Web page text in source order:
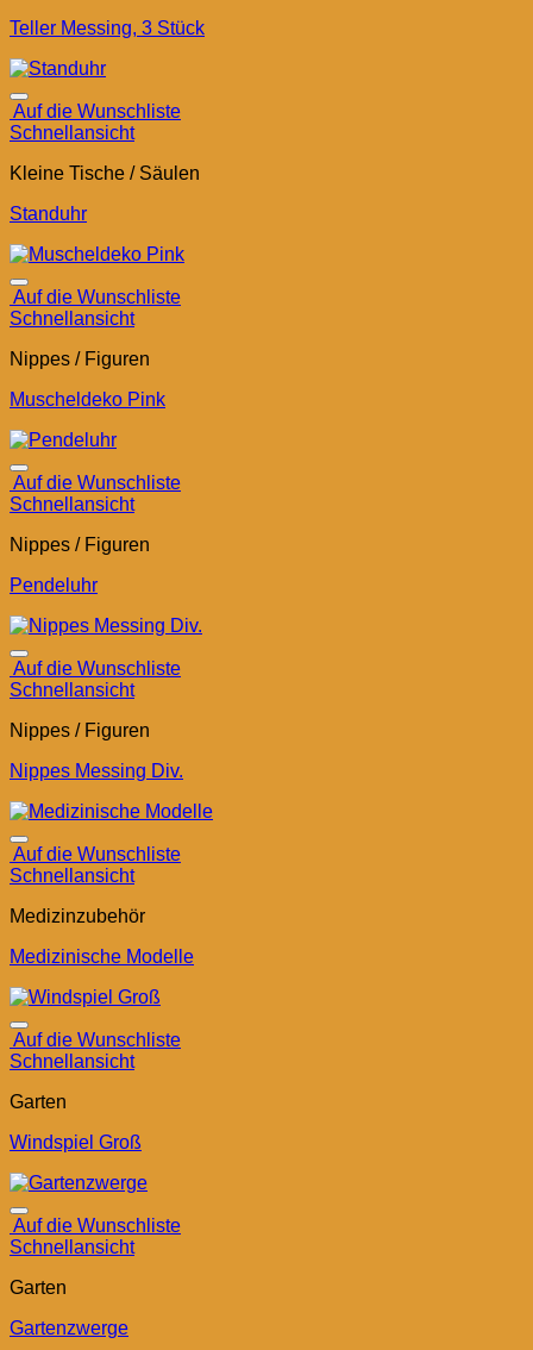
Teller Messing, 3 Stück
Auf die Wunschliste
Schnellansicht
Kleine Tische / Säulen
Standuhr
Auf die Wunschliste
Schnellansicht
Nippes / Figuren
Muscheldeko Pink
Auf die Wunschliste
Schnellansicht
Nippes / Figuren
Pendeluhr
Auf die Wunschliste
Schnellansicht
Nippes / Figuren
Nippes Messing Div.
Auf die Wunschliste
Schnellansicht
Medizinzubehör
Medizinische Modelle
Auf die Wunschliste
Schnellansicht
Garten
Windspiel Groß
Auf die Wunschliste
Schnellansicht
Garten
Gartenzwerge